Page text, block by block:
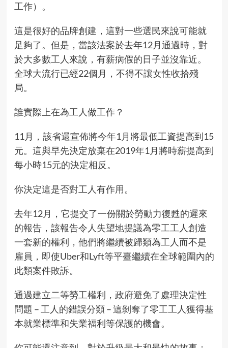
工作）。
這是很好的品牌創建，這對一些選民來說可能就
足夠了。但是，當該法案於去年12月通過時，對
於大多數工人來說，有薪病假的日子並沒靠近。
全球大流行已經22個月，不得不讓女性收拾殘
局。
誰實際上在為工人做工作？
11月，該省還宣佈將今年1月將最低工資提高到15
元。這與早先決定放棄在2019年1月將時薪提高到
每小時15元的決定相反。
你決定這是否對工人有作用。
去年12月，它提交了一份關於勞動力復甦的遲來
的報告，該報告令人失望地提議為零工工人創造
一套新的權利，他們將繼續被歸類為工人而不是
雇員，即使Uber和Lyft等平臺繼續在全球範圍內的
此類案件敗訴。
通過建立二等勞工權利，政府避免了處理決定性
問題 – 工人的錯誤分類 – 這剝奪了零工工人獲得基
本就業標準和失業福利等保護的機會。